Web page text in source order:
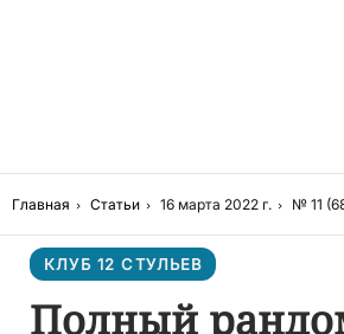
Главная Статьи 16 марта 2022 г. № 11
КЛУБ 12 СТУЛЬЕВ
Полный